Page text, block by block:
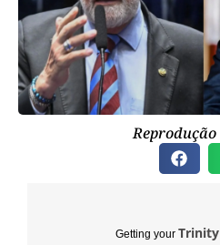
Getting your